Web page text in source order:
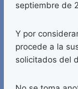
septiembre de
Y por
procede a la
solicitados del